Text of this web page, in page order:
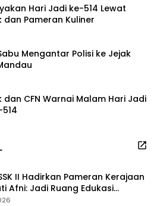
Hari Jadi ke-514 Lewat
dan Pameran Kuliner
Mengantar Polisi ke Jejak
dan CFN Warnai Malam Hari Jadi
II Hadirkan Pameran Kerajaan
Afni: Jadi Ruang Edukasi